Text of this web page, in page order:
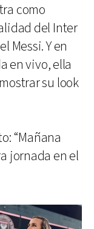
como
del Inter
Messi. Y en
en vivo, ella
su look
“Mañana
jornada en el